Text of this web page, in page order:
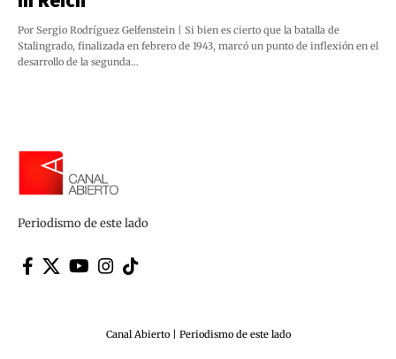
Por Sergio Rodríguez Gelfenstein | Si bien es cierto que la batalla de
Stalingrado, finalizada en febrero de 1943, marcó un punto de inflexión en el
desarrollo de la segunda…
Periodismo de este lado
Canal Abierto | Periodismo de este lado